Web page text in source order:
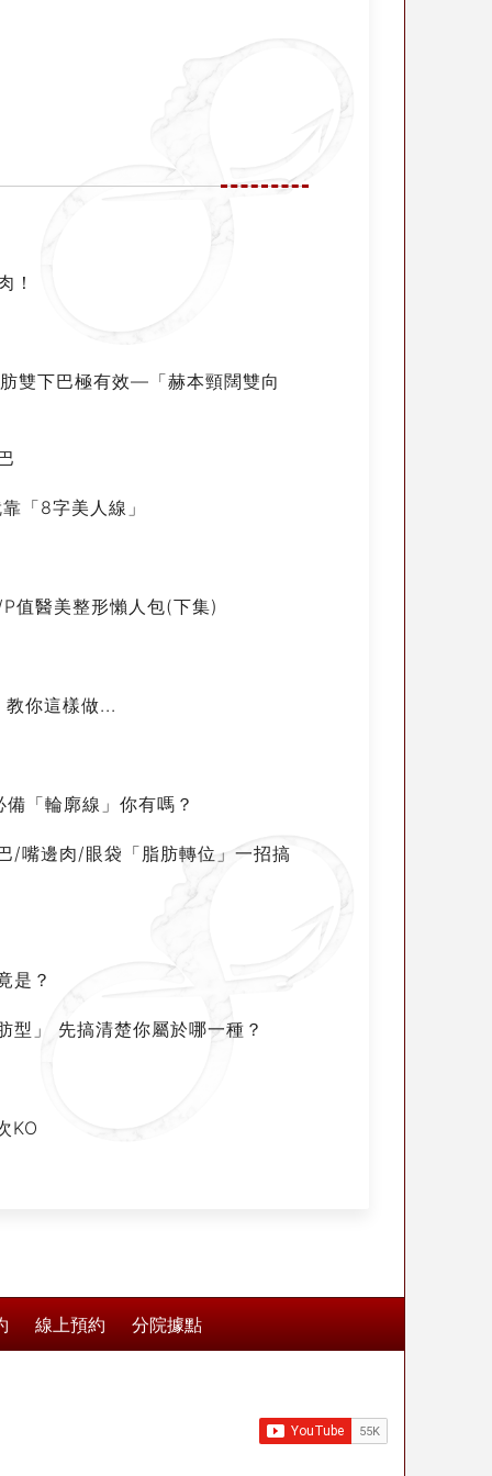
！
雙下巴極有效—「赫本頸闊雙向
「8字美人線」
值醫美整形懶人包(下集)
你這樣做...
「輪廓線」你有嗎？
嘴邊肉/眼袋「脂肪轉位」一招搞
是？
型」 先搞清楚你屬於哪一種？
KO
線上預約 分院據點